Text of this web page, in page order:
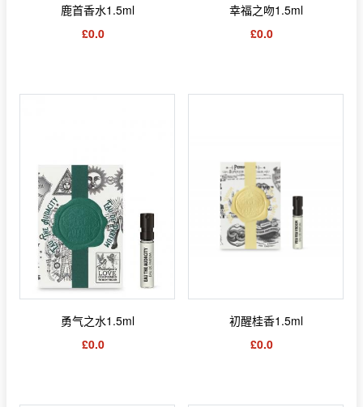
鹿首香水1.5ml
£0.0
幸福之吻1.5ml
£0.0
勇气之水1.5ml
£0.0
初醒桂香1.5ml
£0.0